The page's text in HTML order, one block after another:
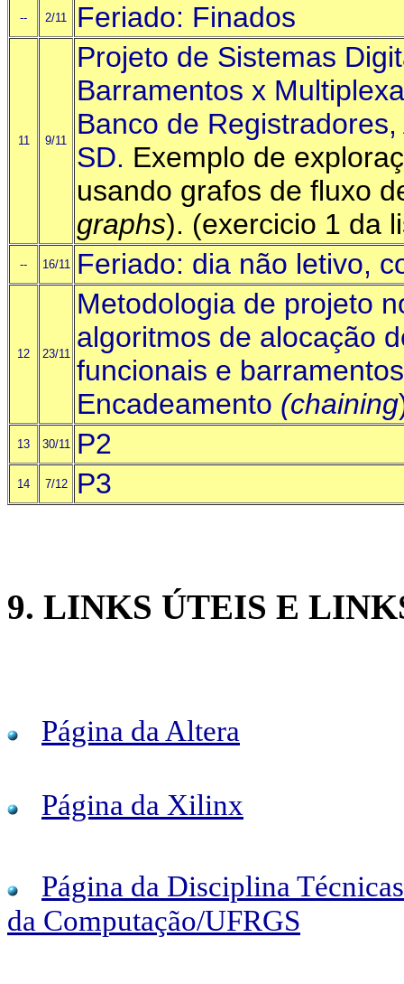
-- 2/11 Feriado: Finados
11 9/11
Projeto de Sistemas
Barramentos x
Banco de
SD. Exemplo de
usando grafos de fluxo
graphs). (exercicio 1 da
-- 16/11 Feriado: dia não letivo,
12 23/11
Metodologia de projeto
algoritmos de alocação
funcionais e
Encadeamento (chaining
13 30/11 P2
14 7/12 P3
9. LINKS ÚTEIS E
Página da Altera
Página da Xilinx
Página da Disciplina
da Computação/UFRGS